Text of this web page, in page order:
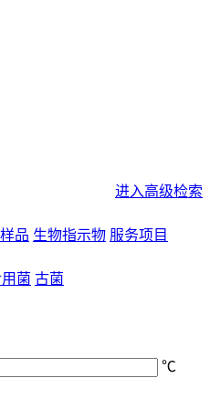
进入高级检索
品 生物指示物 服务项目
菌 古菌
℃